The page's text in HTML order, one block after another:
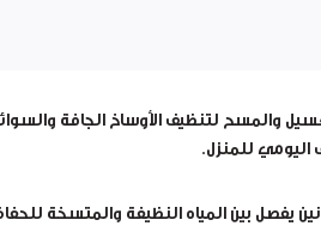
والمسح لتنظيف الأوساخ الجافة
اليومي للمنزل.
يفصل بين المياه النظيفة والمتسخة